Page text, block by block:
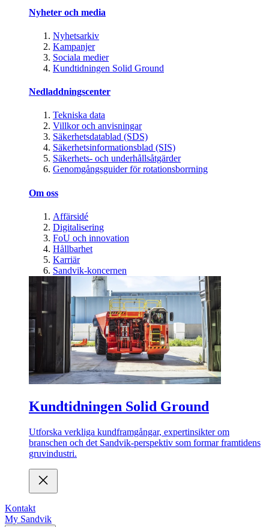
Nyheter och media
Nyhetsarkiv
Kampanjer
Sociala medier
Kundtidningen Solid Ground
Nedladdningscenter
Tekniska data
Villkor och anvisningar
Säkerhetsdatablad (SDS)
Säkerhetsinformationsblad (SIS)
Säkerhets- och underhållsåtgärder
Genomgångsguider för rotationsborrning
Om oss
Affärsidé
Digitalisering
FoU och innovation
Hållbarhet
Karriär
Sandvik-koncernen
Kundtidningen Solid Ground
Utforska verkliga kundframgångar, expertinsikter om
branschen och det Sandvik-perspektiv som formar framtidens
gruvindustri.
Kontakt
My Sandvik